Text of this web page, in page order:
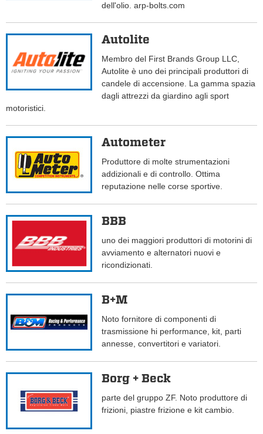
dell'olio. arp-bolts.com
Autolite
Membro del First Brands Group LLC,
Autolite è uno dei principali produttori di
candele di accensione. La gamma spazia
dagli attrezzi da giardino agli sport
motoristici.
Autometer
Produttore di molte strumentazioni
addizionali e di controllo. Ottima
reputazione nelle corse sportive.
BBB
uno dei maggiori produttori di motorini di
avviamento e alternatori nuovi e
ricondizionati.
B+M
Noto fornitore di componenti di
trasmissione hi performance, kit, parti
annesse, convertitori e variatori.
Borg + Beck
parte del gruppo ZF. Noto produttore di
frizioni, piastre frizione e kit cambio.